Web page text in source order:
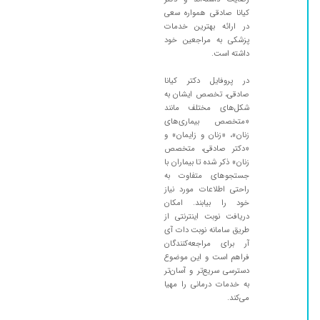
برای درمان عفونت و زخم مراجعه کردم بسیار راضی
بودم
خیلی مهربون و خوش برخورد هستند من خیلی
مشکلی که خیلی زودتر از زمانی که فکرشو می کردم
خوب شدم و باز هم برای سلامتی خودم مراجعه می
کنم
عرض ادب و احترام از خانم دکتر صادقی عزیز بی
نهایت ممنونم بابت رابطه حسنه،تشخیص
عالی،حس همدلی،حس انسانیت، مهربانی و
آرامشی که به بیمار خود میدهند.من بسیار خوشحالم
که با خانم دکتر کیانا صادقی آشنا شدم،امیدوارم
سلامت و پاینده باشید،دعای خیر همه بیماران بدرقه
راهتان عزیزم
دکتر با تجربه و خوش برخورد
خانوم دکتر مثل همیشه عالی هستن
یه بار بهشون مراجعه کردم و واقعا نحوه برخوردشون
کیانا صادقی همواره سعی
در ارائه بهترین خدمات
پزشکی به مراجعین خود
داشته است.
در پروفایل دکتر کیانا
صادقی، تخصص ایشان به
شکل‌های مختلف مانند
«متخصص بیماری‌های
زنان»، «زنان و زایمان» و
«دکتر صادقی، متخصص
زنان» ذکر شده تا بیماران با
جستجوهای متفاوت به
راحتی اطلاعات مورد نیاز
خود را بیابند. امکان
دریافت نوبت اینترنتی از
طریق سامانه نوبت دات آی
آر برای مراجعه‌کنندگان
فراهم است و این موضوع
دسترسی سریع‌تر و آسان‌تر
به خدمات درمانی را مهیا
می‌کند.